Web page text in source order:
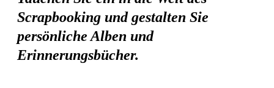
Scrapbooking und gestalten Sie
persönliche Alben und
Erinnerungsbücher.